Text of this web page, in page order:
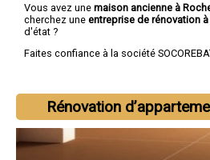
Vous avez une maison ancienne à
cherchez une entreprise de rénovation
d'état ?
Faites confiance à la société
Rénovation